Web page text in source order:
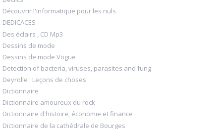
Découvrir l'informatique pour les nuls
DEDICACES
Des éclairs , CD Mp3
Dessins de mode
Dessins de mode Vogue
Detection of bacteria, viruses, parasites and fung
Deyrolle : Leçons de choses
Dictionnaire
Dictionnaire amoureux du rock
Dictionnaire d'histoire, économie et finance
Dictionnaire de la cathédrale de Bourges